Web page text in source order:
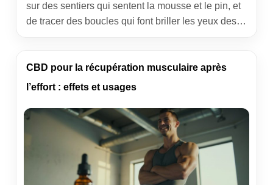
sur des sentiers qui sentent la mousse et le pin, et
de tracer des boucles qui font briller les yeux des
que j’adore coacher : itinéraires trail, footing facile,
spots famille, […]
CBD pour la récupération musculaire après
l’effort : effets et usages